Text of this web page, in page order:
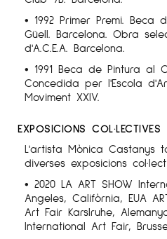
• 1992 Primer Premi. Beca
Güell. Barcelona. Obra
d'A.C.E.A. Barcelona.
• 1991 Beca de Pintura al
Concedida per l'Escola
Moviment XXIV.
EXPOSICIONS COL·LECTIVES
L'artista Mònica Castanys
diverses exposicions
• 2020 LA ART SHOW
Angeles, Califòrnia, EUA
Art Fair Karslruhe,
International Art Fair,